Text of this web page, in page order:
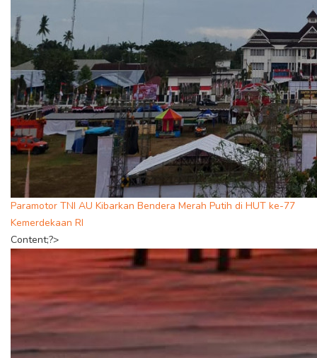
Paramotor TNI AU Kibarkan Bendera Merah Putih di HUT ke-77
Kemerdekaan RI
Content;?>